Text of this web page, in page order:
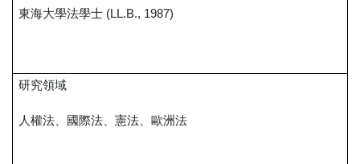
東海大學法學士 (LL.B., 1987)
研究領域
人權法、國際法、憲法、歐洲法